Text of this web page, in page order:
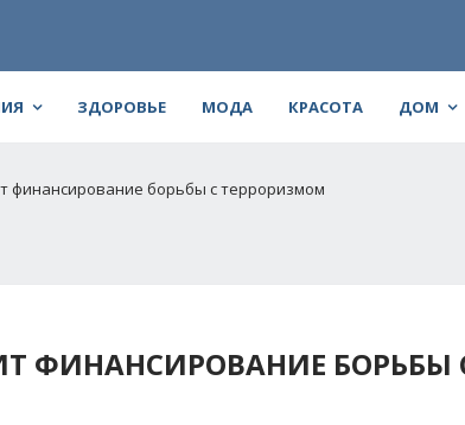
ЗДОРОВЬЕ МОДА КРАСОТА ДОМ
финансирование борьбы с терроризмом
ФИНАНСИРОВАНИЕ БОРЬБЫ